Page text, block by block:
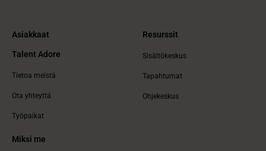
Asiakkaat
Talent Adore
Tietoa meistä
Ota yhteyttä
Työpaikat
Miksi me
Resurssit
Sisältökeskus
Tapahtumat
Ohjekeskus